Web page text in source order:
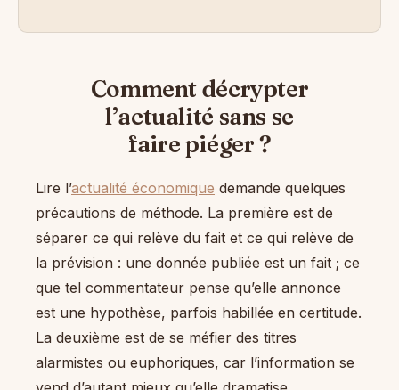
Comment décrypter
l’actualité sans se
faire piéger ?
Lire l’actualité économique demande quelques
précautions de méthode. La première est de
séparer ce qui relève du fait et ce qui relève de
la prévision : une donnée publiée est un fait ; ce
que tel commentateur pense qu’elle annonce
est une hypothèse, parfois habillée en certitude.
La deuxième est de se méfier des titres
alarmistes ou euphoriques, car l’information se